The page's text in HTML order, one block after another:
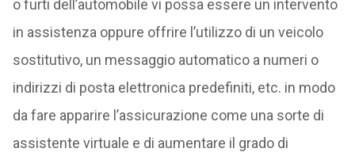
o furti dell’automobile vi possa essere un intervento
in assistenza oppure offrire l’utilizzo di un veicolo
sostitutivo, un messaggio automatico a numeri o
indirizzi di posta elettronica predefiniti, etc. in modo
da fare apparire l’assicurazione come una sorte di
assistente virtuale e di aumentare il grado di